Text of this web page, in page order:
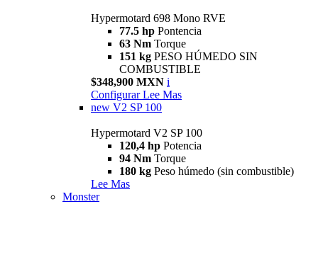
Hypermotard 698 Mono RVE
77.5 hp Pontencia
63 Nm Torque
151 kg PESO HÚMEDO SIN
COMBUSTIBLE
$348,900 MXN i
Configurar Lee Mas
new V2 SP 100
Hypermotard V2 SP 100
120,4 hp Potencia
94 Nm Torque
180 kg Peso húmedo (sin combustible)
Lee Mas
Monster